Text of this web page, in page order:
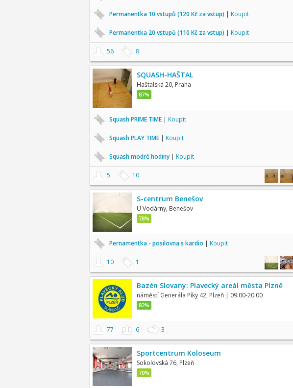
Permanentka 10 vstupů (120 Kč za vstup) | Koupit
Permanentka 20 vstupů (110 Kč za vstup) | Koupit
56 8
SQUASH-HAŠTAL
Haštalská 20, Praha
87%
Squash PRIME TIME | Koupit
Squash PLAY TIME | Koupit
Squash modré hodiny | Koupit
5 10
S-centrum Benešov
U Vodárny, Benešov
78%
Pernamentka - posilovna s kardio | Koupit
10 1
Bazén Slovany: Plavecký areál města Plzně
náměstí Generála Píky 42, Plzeň | 09:00-20:00
82%
77 6 3
Sportcentrum Koloseum
Sokolovská 76, Plzeň
70%